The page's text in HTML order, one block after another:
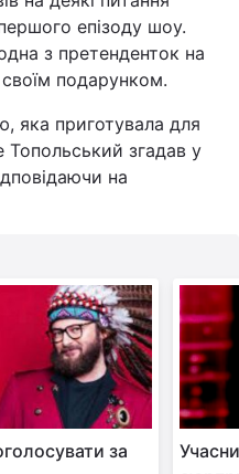
на деякі питання
епізоду шоу.
з претенденток на
подарунком.
яка приготувала для
Топольський згадав у
на
за